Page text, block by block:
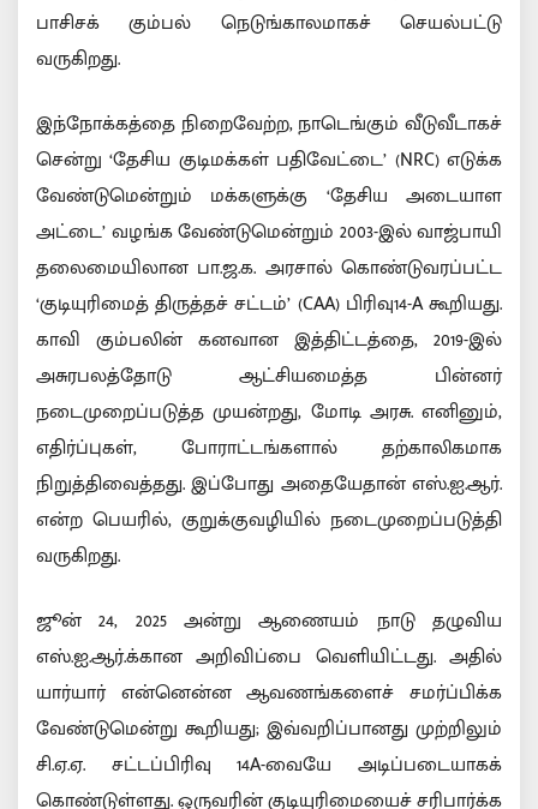
பாசிசக் கும்பல் நெடுங்காலமாகச் செயல்பட்டு
வருகிறது.
இந்நோக்கத்தை நிறைவேற்ற, நாடெங்கும் வீடுவீடாகச்
சென்று ‘தேசிய குடிமக்கள் பதிவேட்டை’ (NRC) எடுக்க
வேண்டுமென்றும் மக்களுக்கு ‘தேசிய அடையாள
அட்டை’ வழங்க வேண்டுமென்றும் 2003-இல் வாஜ்பாயி
தலைமையிலான பா.ஜ.க. அரசால் கொண்டுவரப்பட்ட
‘குடியுரிமைத் திருத்தச் சட்டம்’ (CAA) பிரிவு14-A கூறியது.
காவி கும்பலின் கனவான இத்திட்டத்தை, 2019-இல்
அசுரபலத்தோடு ஆட்சியமைத்த பின்னர்
நடைமுறைப்படுத்த முயன்றது, மோடி அரசு. எனினும்,
எதிர்ப்புகள், போராட்டங்களால் தற்காலிகமாக
நிறுத்திவைத்தது. இப்போது அதையேதான் எஸ்.ஐ.ஆர்.
என்ற பெயரில், குறுக்குவழியில் நடைமுறைப்படுத்தி
வருகிறது.
ஜூன் 24, 2025 அன்று ஆணையம் நாடு தழுவிய
எஸ்.ஐ.ஆர்.க்கான அறிவிப்பை வெளியிட்டது. அதில்
யார்யார் என்னென்ன ஆவணங்களைச் சமர்ப்பிக்க
வேண்டுமென்று கூறியது; இவ்வறிப்பானது முற்றிலும்
சி.ஏ.ஏ. சட்டப்பிரிவு 14A-வையே அடிப்படையாகக்
கொண்டுள்ளது. ஒருவரின் குடியுரிமையைச் சரிபார்க்க